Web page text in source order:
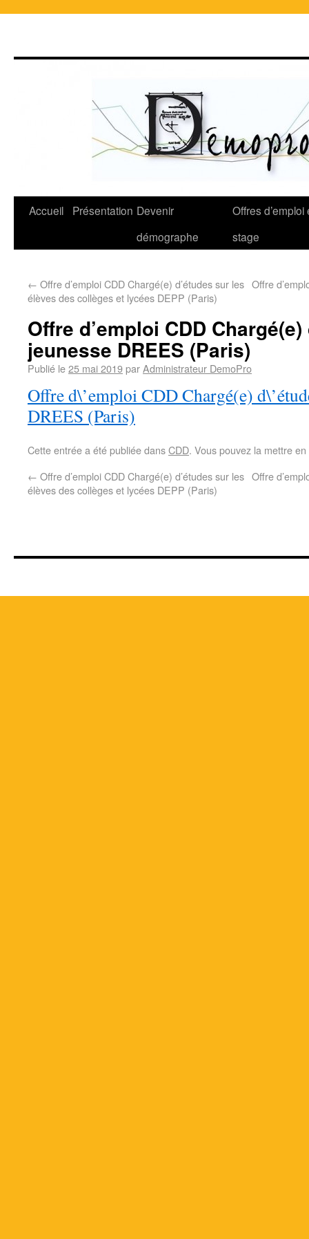
Accueil Présentation Devenir
démographe
Offres d’emploi
stage
← Offre d’emploi CDD Chargé(e) d’études sur les
élèves des collèges et lycées DEPP (Paris)
Offre
Offre d’emploi CDD
jeunesse DREES (Paris)
Publié le25 mai 2019parAdministrateur DemoPro
Offre d\’emploi CDD Chargé(e)
DREES (Paris)
Cette entrée a été publiée dansCDD. Vous pouvez la mettre
← Offre d’emploi CDD Chargé(e) d’études sur les
élèves des collèges et lycées DEPP (Paris)
Offre